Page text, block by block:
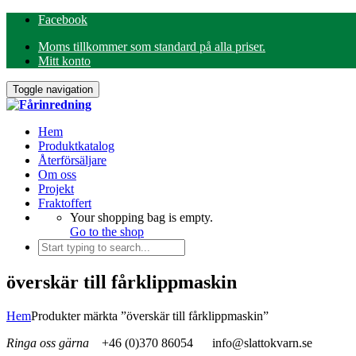
Facebook
Moms tillkommer som standard på alla priser.
Mitt konto
Toggle navigation
Hem
Produktkatalog
Återförsäljare
Om oss
Projekt
Fraktoffert
Your shopping bag is empty.
Go to the shop
överskär till fårklippmaskin
HemProdukter märkta ”överskär till fårklippmaskin”
Ringa oss gärna
+46 (0)370 86054 info@slattokvarn.se